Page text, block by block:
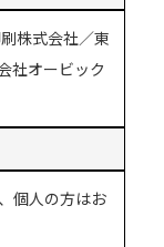
株式会社／東
社オービック
個人の方はお